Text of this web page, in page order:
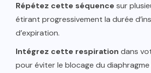
Répétez cette séquence sur
étirant progressivement la durée
d’expiration.
Intégrez cette respiration dans
pour éviter le blocage du